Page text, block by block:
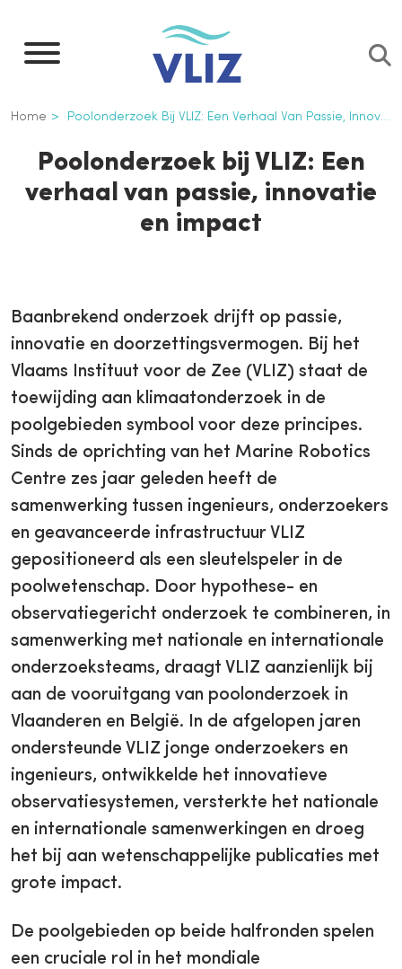
naar
inhoud
gaan
Kruimelpad
Home Poolonderzoek Bij VLIZ: Een Verhaal Van Passie, Innovatie En Impact
Poolonderzoek bij VLIZ: Een
verhaal van passie, innovatie
en impact
Baanbrekend onderzoek drijft op passie,
innovatie en doorzettingsvermogen. Bij het
Vlaams Instituut voor de Zee (VLIZ) staat de
toewijding aan klimaatonderzoek in de
poolgebieden symbool voor deze principes.
Sinds de oprichting van het Marine Robotics
Centre zes jaar geleden heeft de
samenwerking tussen ingenieurs, onderzoekers
en geavanceerde infrastructuur VLIZ
gepositioneerd als een sleutelspeler in de
poolwetenschap. Door hypothese- en
observatiegericht onderzoek te combineren, in
samenwerking met nationale en internationale
onderzoeksteams, draagt VLIZ aanzienlijk bij
aan de vooruitgang van poolonderzoek in
Vlaanderen en België. In de afgelopen jaren
ondersteunde VLIZ jonge onderzoekers en
ingenieurs, ontwikkelde het innovatieve
observatiesystemen, versterkte het nationale
en internationale samenwerkingen en droeg
het bij aan wetenschappelijke publicaties met
grote impact.
De poolgebieden op beide halfronden spelen
een cruciale rol in het mondiale